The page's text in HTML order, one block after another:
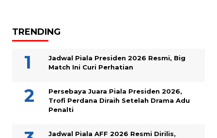
TRENDING
Jadwal Piala Presiden 2026 Resmi, Big
Match Ini Curi Perhatian
Persebaya Juara Piala Presiden 2026,
Trofi Perdana Diraih Setelah Drama Adu
Penalti
Jadwal Piala AFF 2026 Resmi Dirilis,